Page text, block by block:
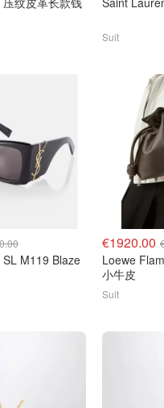
Suit
M119 Blaze
€1920.00
Loewe
小牛皮
Suit